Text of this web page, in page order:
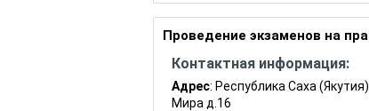
18811630040016000140
Прочие поступления от
ущерба, зачисляемые в
международных
18811690050056000140
Проведение экзаменов на
Контактная информация:
Адрес: Республика Саха
Мира д.16